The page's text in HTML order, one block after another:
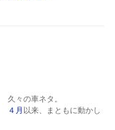
久々の車ネタ。
４月 以来、まともに動かし